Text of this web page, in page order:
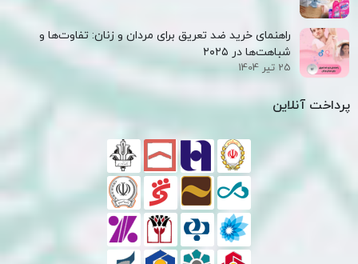
راهنمای خرید ضد تعریق برای مردان و زنان: تفاوت‌ها و
شباهت‌ها در ۲۰۲۵
25 تیر 1404
پرداخت آنلاین